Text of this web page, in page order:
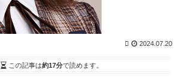
毎年のペナントレースのリアルな本音
ナ！ NEW! (8/6 11:47)
屋さん、消費税が下がっても値段据え
言葉が飛び出した… 他 / 2chnaviヘッド
2024.07.20
この記事は約17分で読めます。